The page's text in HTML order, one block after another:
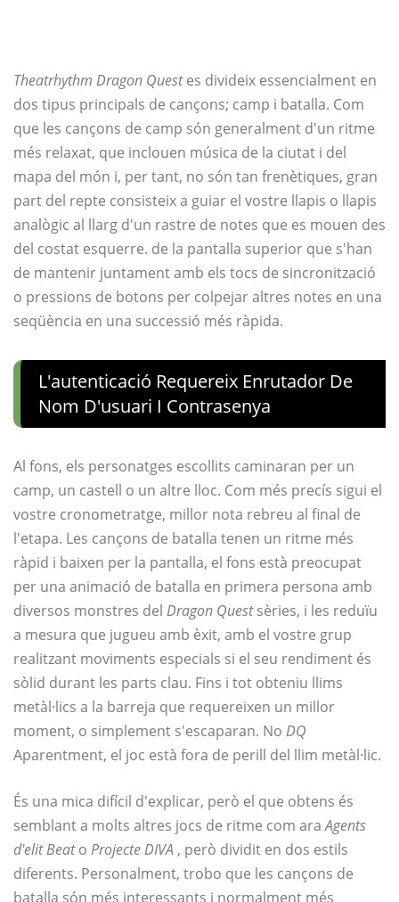
Theatrhythm Dragon Questes divideix essencialment en
dos tipus principals de cançons; camp i batalla. Com
que les cançons de camp són generalment d'un ritme
més relaxat, que inclouen música de la ciutat i del
mapa del món i, per tant, no són tan frenètiques, gran
part del repte consisteix a guiar el vostre llapis o llapis
analògic al llarg d'un rastre de notes que es mouen des
del costat esquerre. de la pantalla superior que s'han
de mantenir juntament amb els tocs de sincronització
o pressions de botons per colpejar altres notes en una
seqüència en una successió més ràpida.
L'autenticació Requereix Enrutador De
Nom D'usuari I Contrasenya
Al fons, els personatges escollits caminaran per un
camp, un castell o un altre lloc. Com més precís sigui el
vostre cronometratge, millor nota rebreu al final de
l'etapa. Les cançons de batalla tenen un ritme més
ràpid i baixen per la pantalla, el fons està preocupat
per una animació de batalla en primera persona amb
diversos monstres del Dragon Questsèries, i les reduïu
a mesura que jugueu amb èxit, amb el vostre grup
realitzant moviments especials si el seu rendiment és
sòlid durant les parts clau. Fins i tot obteniu llims
metàl·lics a la barreja que requereixen un millor
moment, o simplement s'escaparan. No DQ
Aparentment, el joc està fora de perill del llim metàl·lic.
És una mica difícil d'explicar, però el que obtens és
semblant a molts altres jocs de ritme com araAgents
d'elit Beato Projecte DIVA , però dividit en dos estils
diferents. Personalment, trobo que les cançons de
batalla són més interessants i normalment més